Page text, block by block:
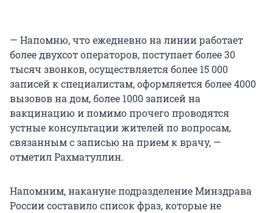
— Напомню, что ежедневно на линии работает
более двухсот операторов, поступает более 30
тысяч звонков, осуществляется более 15 000
записей к специалистам, оформляется более 4000
вызовов на дом, более 1000 записей на
вакцинацию и помимо прочего проводятся
устные консультации жителей по вопросам,
связанным с записью на прием к врачу, —
отметил Рахматуллин.
Напомним, накануне подразделение Минздрава
России составило список фраз, которые не